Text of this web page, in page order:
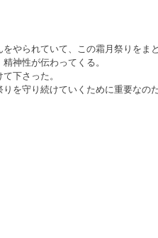
やられていて、この霜月祭りをま
神性が伝わってくる。
下さった。
を守り続けていくために重要なの